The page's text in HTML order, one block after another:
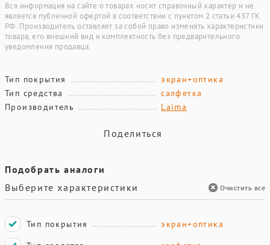
Вся информация на сайте о товарах носит справочный характер и не
является публичной офертой в соответствии с пунктом 2 статьи 437 ГК
РФ. Производитель оставляет за собой право изменять характеристики
товара, его внешний вид и комплектность без предварительного
уведомления продавца.
Тип покрытия
экран+оптика
Тип средства
салфетка
Производитель
Laima
Поделиться
Подобрать аналоги
Выберите характеристики
Очистить все
Тип покрытия
экран+оптика